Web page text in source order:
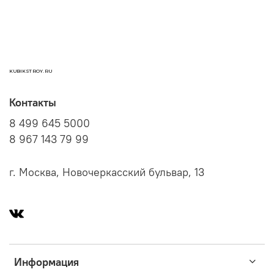
KUBIKSTROY.RU
Информация
Контакты
8 499 645 5000
8 967 143 79 99
г. Москва, Новочеркасский бульвар, 13